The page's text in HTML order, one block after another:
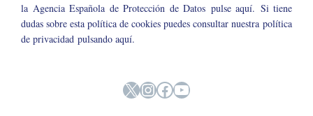
la Agencia Española de Protección de Datos pulse aquí. Si tiene
dudas sobre esta política de cookies puedes consultar nuestra política
de privacidad pulsando aquí.
X Instagram
Facebook
YouTube